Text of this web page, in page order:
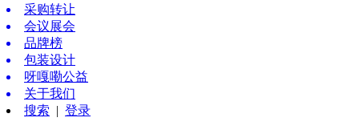
采购转让
会议展会
品牌榜
包装设计
呀嘎嘞公益
关于我们
搜索 | 登录